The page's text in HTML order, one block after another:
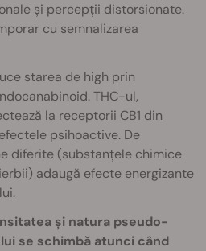
și percepții distorsionate.
cu semnalizarea
starea de high prin
THC-ul,
la receptorii CB1 din
psihoactive. De
diferite (substanțele chimice
adaugă efecte energizante
și natura pseudo-
se schimbă atunci când